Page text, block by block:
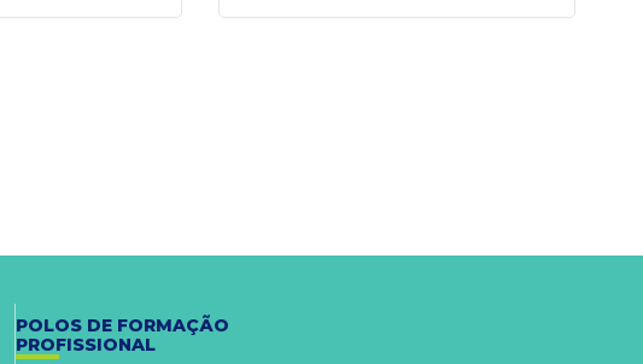
POLOS DE FORMAÇÃO
PROFISSIONAL